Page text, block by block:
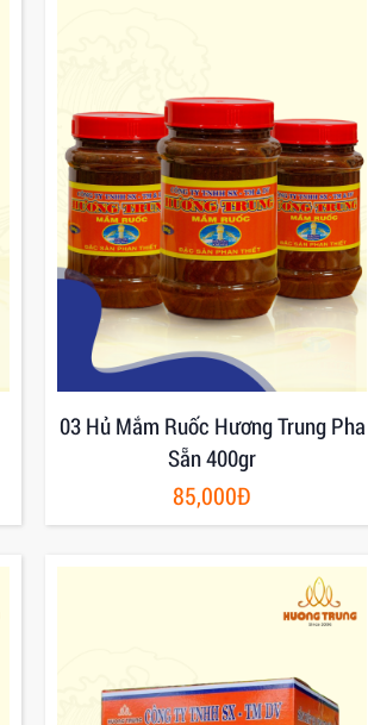
03 Hủ Mắm Ruốc Hương Trung Pha
Sẵn 400gr
85,000Đ